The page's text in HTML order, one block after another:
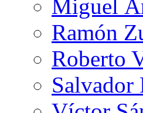
Miguel
Ramón
Roberto
Salvador